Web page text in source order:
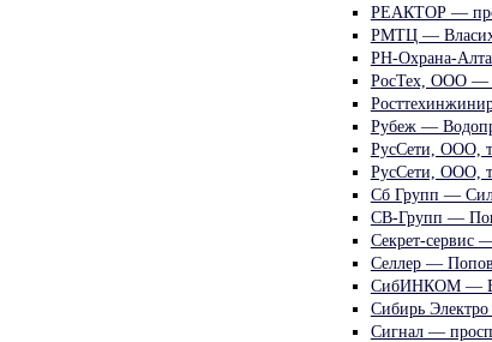
РЕАКТОР —
РМТЦ —
РН-Охрана-
РосТех, ООО —
Рубеж —
РусСети, ООО,
РусСети, ООО,
Сб Групп —
СВ-Групп —
Секрет-сервис
Селлер —
СибИНКОМ —
Сибирь
Сигнал —